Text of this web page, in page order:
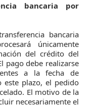
bancaria por
bancaria
únicamente
del crédito del
pago debe realizarse
a la fecha de
este plazo, el pedido
El motivo de la
necesariamente el